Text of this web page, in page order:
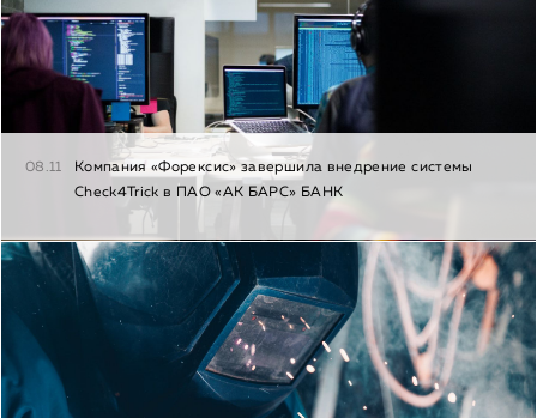
08.11
Компания «Форексис» завершила внедрение системы
Check4Trick в ПАО «АК БАРС» БАНК